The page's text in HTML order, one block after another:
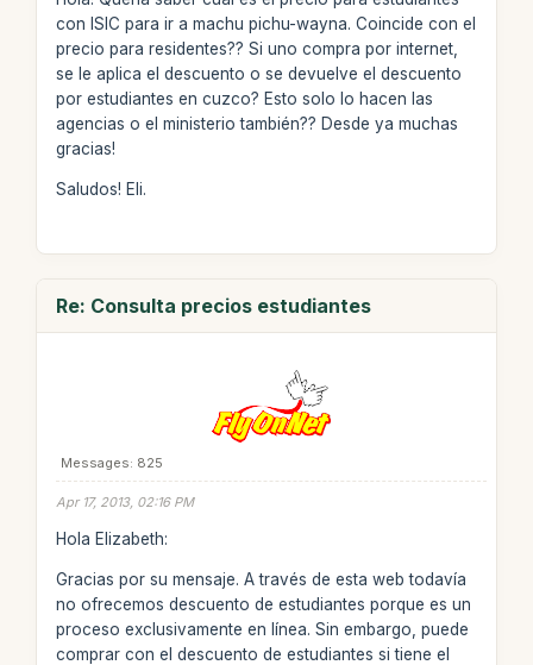
con ISIC para ir a machu pichu-wayna. Coincide con el
precio para residentes?? Si uno compra por internet,
se le aplica el descuento o se devuelve el descuento
por estudiantes en cuzco? Esto solo lo hacen las
agencias o el ministerio también?? Desde ya muchas
gracias!
Saludos! Eli.
Re: Consulta precios estudiantes
Messages: 825
Apr 17, 2013, 02:16 PM
Hola Elizabeth:
Gracias por su mensaje. A través de esta web todavía
no ofrecemos descuento de estudiantes porque es un
proceso exclusivamente en línea. Sin embargo, puede
comprar con el descuento de estudiantes si tiene el